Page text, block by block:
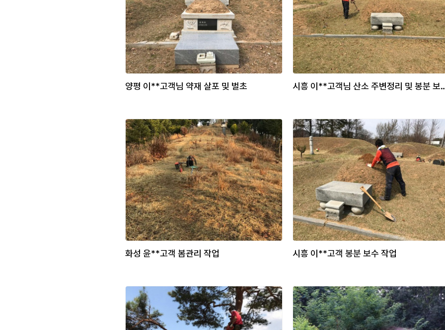
양평 이**고객님 약재 살포 및 벌초 시흥 이**고객님 산소
화성 윤**고객 봄관리 작업 시흥 이**고객 봉분 보수 작업